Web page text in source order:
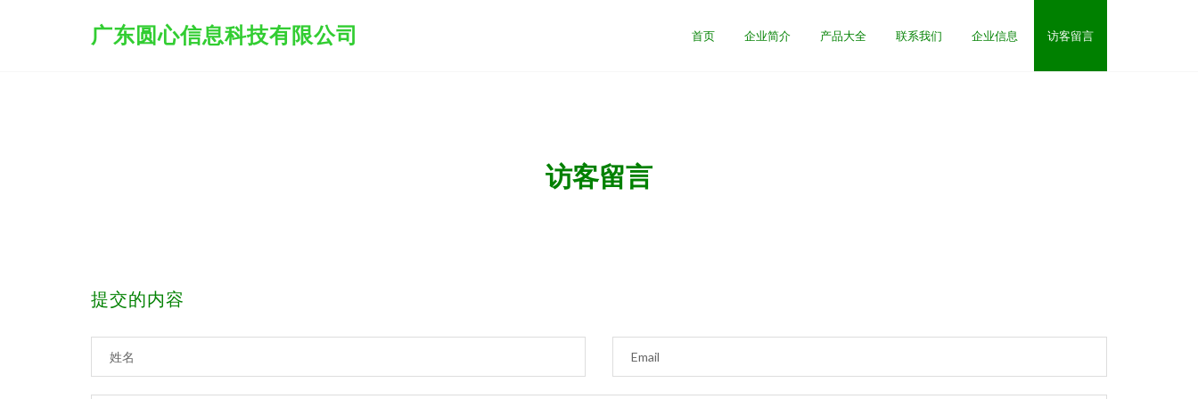
广东圆心信息科技有限公司 首页 企业简介 产品大全 联系我们 企业信息 访客留言
访客留言
提交的内容